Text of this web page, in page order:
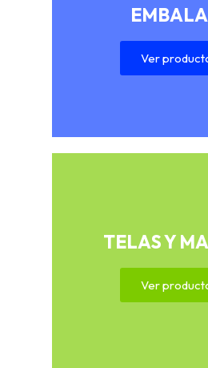
Ver
TELAS Y
Ver